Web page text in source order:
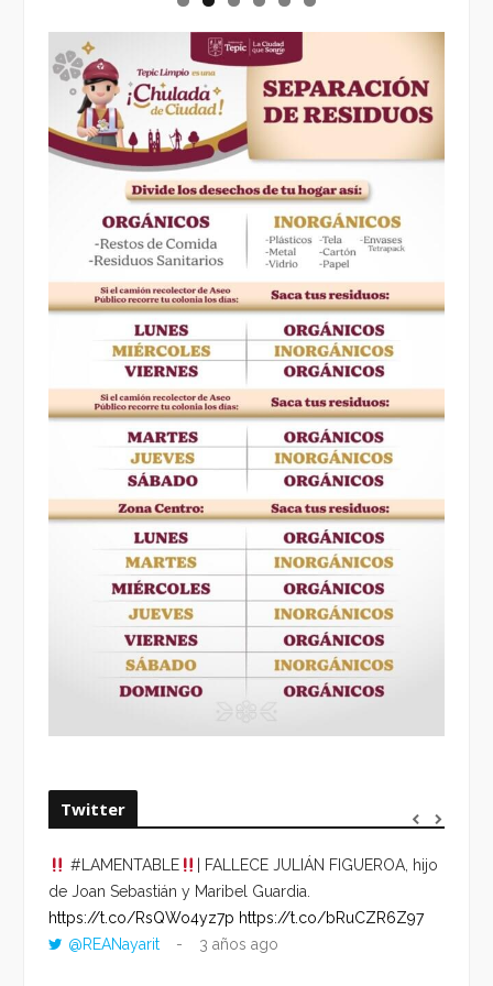
Twitter
#LAMENTABLE
| FALLECE JULIÁN FIGUEROA, hijo
de Joan Sebastián y Maribel Guardia.
https://t.co/RsQWo4yz7p https://t.co/bRuCZR6Z97
@REANayarit
3 años ago